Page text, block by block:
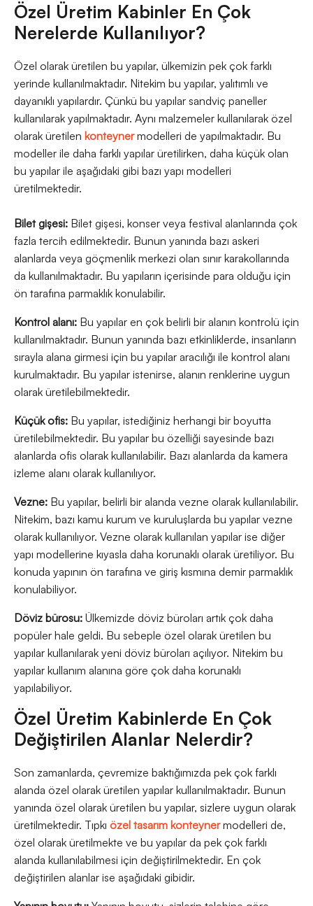
Özel Üretim Kabinler En Çok
Nerelerde Kullanılıyor?
Özel olarak üretilen bu yapılar, ülkemizin pek çok farklı
yerinde kullanılmaktadır. Nitekim bu yapılar, yalıtımlı ve
dayanıklı yapılardır. Çünkü bu yapılar sandviç paneller
kullanılarak yapılmaktadır. Aynı malzemeler kullanılarak özel
olarak üretilen konteynermodelleri de yapılmaktadır. Bu
modeller ile daha farklı yapılar üretilirken, daha küçük olan
bu yapılar ile aşağıdaki gibi bazı yapı modelleri
üretilmektedir.
Bilet gişesi: Bilet gişesi, konser veya festival alanlarında çok
fazla tercih edilmektedir. Bunun yanında bazı askeri
alanlarda veya göçmenlik merkezi olan sınır karakollarında
da kullanılmaktadır. Bu yapıların içerisinde para olduğu için
ön tarafına parmaklık konulabilir.
Kontrol alanı: Bu yapılar en çok belirli bir alanın kontrolü için
kullanılmaktadır. Bunun yanında bazı etkinliklerde, insanların
sırayla alana girmesi için bu yapılar aracılığı ile kontrol alanı
kurulmaktadır. Bu yapılar istenirse, alanın renklerine uygun
olarak üretilebilmektedir.
Küçük ofis: Bu yapılar, istediğiniz herhangi bir boyutta
üretilebilmektedir. Bu yapılar bu özelliği sayesinde bazı
alanlarda ofis olarak kullanılabilir. Bazı alanlarda da kamera
izleme alanı olarak kullanılıyor.
Vezne: Bu yapılar, belirli bir alanda vezne olarak kullanılabilir.
Nitekim, bazı kamu kurum ve kuruluşlarda bu yapılar vezne
olarak kullanılıyor. Vezne olarak kullanılan yapılar ise diğer
yapı modellerine kıyasla daha korunaklı olarak üretiliyor. Bu
konuda yapının ön tarafına ve giriş kısmına demir parmaklık
konulabiliyor.
Döviz bürosu: Ülkemizde döviz büroları artık çok daha
popüler hale geldi. Bu sebeple özel olarak üretilen bu
yapılar kullanılarak yeni döviz büroları açılıyor. Nitekim bu
yapılar kullanım alanına göre çok daha korunaklı
yapılabiliyor.
Özel Üretim Kabinlerde En Çok
Değiştirilen Alanlar Nelerdir?
Son zamanlarda, çevremize baktığımızda pek çok farklı
alanda özel olarak üretilen yapılar kullanılmaktadır. Bunun
yanında özel olarak üretilen bu yapılar, sizlere uygun olarak
üretilmektedir. Tıpkı özel tasarım konteynermodelleri de,
özel olarak üretilmekte ve bu yapılar da pek çok farklı
alanda kullanılabilmesi için değiştirilmektedir. En çok
değiştirilen alanlar ise aşağıdaki gibidir.